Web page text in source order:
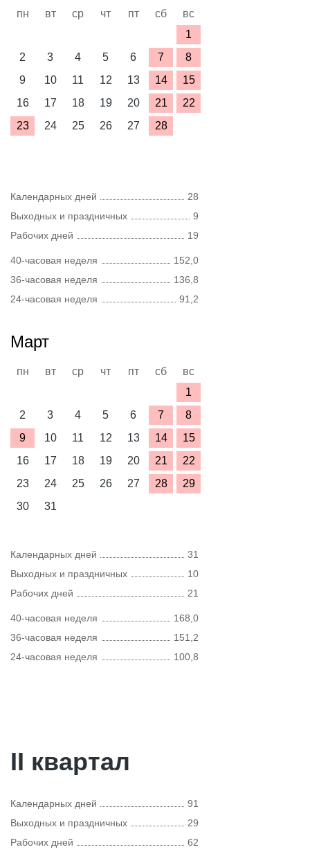
пн вт ср чт пт сб
вс
1
2
3 4 5 6 7
8
9
10 11 12 13 14
15
16
17 18 19 20 21
22
23
24 25 26 27 28
Календарных дней
28
Выходных и праздничных
9
Рабочих дней
19
40-часовая неделя
152,0
36-часовая неделя
136,8
24-часовая неделя
91,2
Март
пн вт ср чт пт сб
вс
1
2
3 4 5 6 7
8
9
10 11 12 13 14
15
16
17 18 19 20 21
22
23
24 25 26 27 28
29
30
31
Календарных дней
31
Выходных и праздничных
10
Рабочих дней
21
40-часовая неделя
168,0
36-часовая неделя
151,2
24-часовая неделя
100,8
II квартал
Календарных дней
91
Выходных и праздничных
29
Рабочих дней
62